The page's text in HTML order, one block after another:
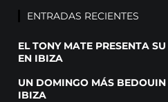
ENTRADAS RECIENTES
EL TONY MATE PRESENTA
EN IBIZA
UN DOMINGO MÁS
IBIZA